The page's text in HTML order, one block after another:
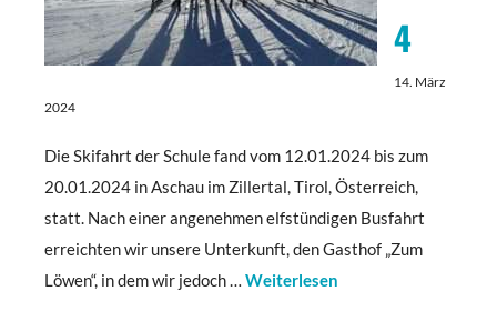
4
14. März
2024
Die Skifahrt der Schule fand vom 12.01.2024 bis zum
20.01.2024 in Aschau im Zillertal, Tirol, Österreich,
statt. Nach einer angenehmen elfstündigen Busfahrt
erreichten wir unsere Unterkunft, den Gasthof „Zum
Löwen“, in dem wir jedoch … Weiterlesen